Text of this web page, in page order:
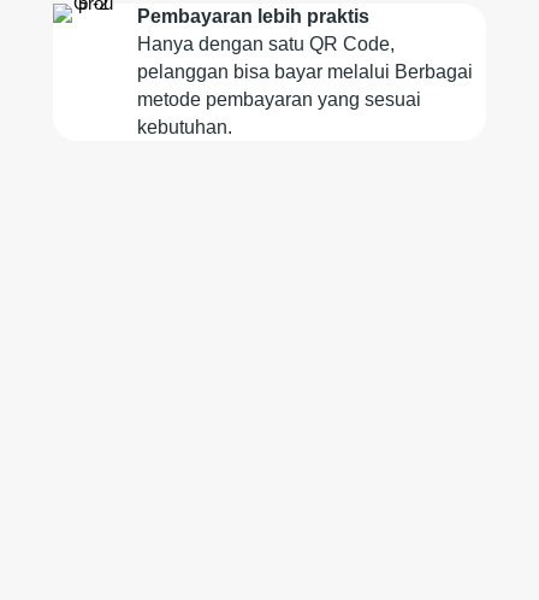
Pembayaran lebih praktis
Hanya dengan satu QR Code,
pelanggan bisa bayar melalui Berbagai
metode pembayaran yang sesuai
kebutuhan.